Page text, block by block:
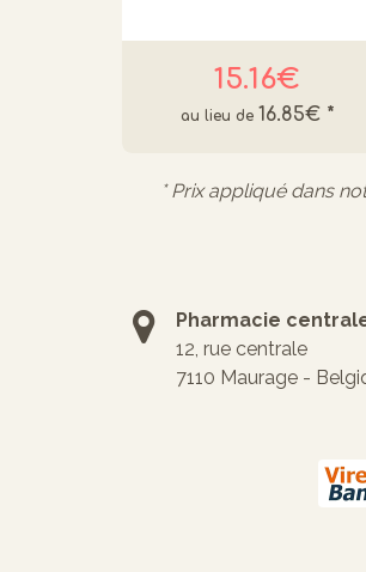
15.16€
16.85€ *
* Prix appliqué dans
Pharmacie
12, rue centrale
7110 Maurage -